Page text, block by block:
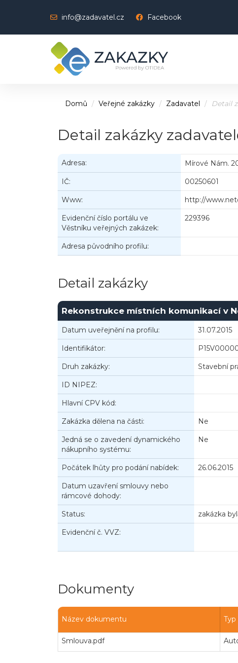
info@zadavatel.cz Facebook
Domů Veřejné zakázky Zadavatel Detail
Detail zakázky
Adresa: Mírové Nám.
IČ: 00250601
Www: http://
Evidenční číslo portálu ve
Věstníku veřejných zakázek:
229396
Adresa původního profilu:
Detail zakázky
Rekonstrukce místních komunikací v
Datum uveřejnění na profilu: 31.07.2015
Identifikátor:
Druh zakázky: Stavební
ID NIPEZ:
Hlavní CPV kód:
Zakázka dělena na části: Ne
Jedná se o zavedení dynamického
nákupního systému:
Ne
Počátek lhůty pro podání nabídek: 26.06.2015
Datum uzavření smlouvy nebo
rámcové dohody:
Status: zakázka
Evidenční č. VVZ:
Dokumenty
Název dokumentu
Smlouva.pdf